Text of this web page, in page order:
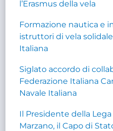
l’Erasmus della vela
Formazione nautica e
istruttori di vela
Italiana
Siglato accordo di
Federazione Italiana
Navale Italiana
Il Presidente della
Marzano, il Capo di